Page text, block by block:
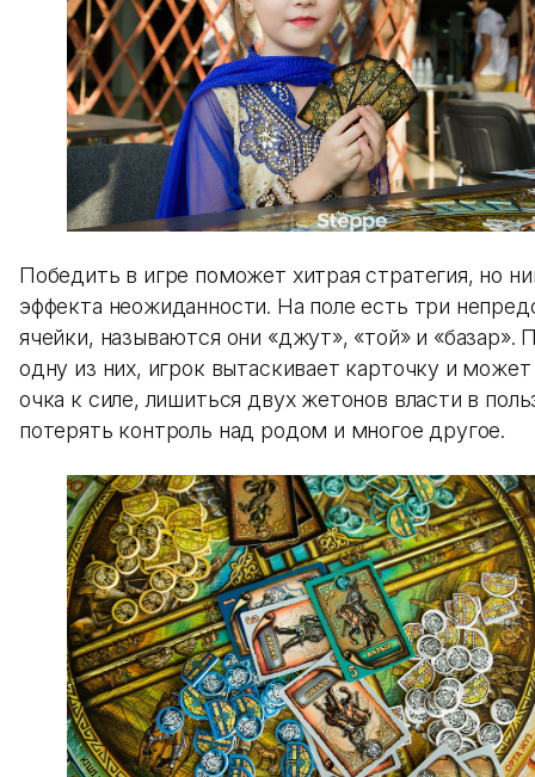
Победить в игре поможет хитрая стратегия, но
эффекта неожиданности. На поле есть три
ячейки, называются они «джут», «той» и «базар».
одну из них, игрок вытаскивает карточку и
очка к силе, лишиться двух жетонов власти в
потерять контроль над родом и многое другое.